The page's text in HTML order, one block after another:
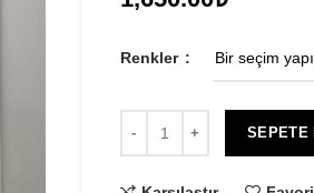
Renkler
SEPETE